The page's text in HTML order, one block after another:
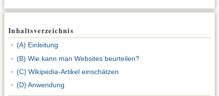
Inhaltsverzeichnis
(A) Einleitung
(B) Wie kann man Websites beurteilen?
(C) Wikipedia-Artikel einschätzen
(D) Anwendung